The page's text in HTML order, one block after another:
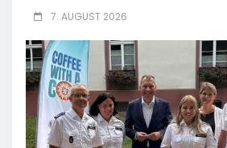
7. AUGUST 2026